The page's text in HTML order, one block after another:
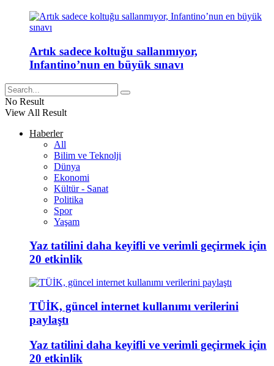
Artık sadece koltuğu sallanmıyor,
Infantino’nun en büyük sınavı
No Result
View All Result
Haberler
All
Bilim ve Teknolji
Dünya
Ekonomi
Kültür - Sanat
Politika
Spor
Yaşam
Yaz tatilini daha keyifli ve verimli geçirmek için
20 etkinlik
TÜİK, güncel internet kullanımı verilerini
paylaştı
Yaz tatilini daha keyifli ve verimli geçirmek için
20 etkinlik